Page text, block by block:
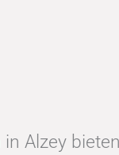
in Alzey